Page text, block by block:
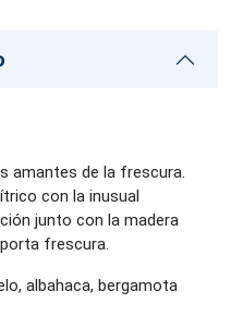
amantes de la frescura.
con la inusual
junto con la madera
frescura.
albahaca, bergamota